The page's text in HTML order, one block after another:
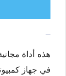
هذه أداة